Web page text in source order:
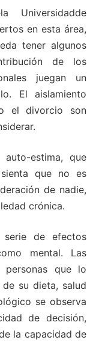
Universidadde
en esta área,
tener algunos
de los
juegan un
El aislamiento
el divorcio son
estima, que
que no es
de nadie,
crónica.
de efectos
mental. Las
personas que lo
su dieta, salud
se observa
de decisión,
la capacidad de